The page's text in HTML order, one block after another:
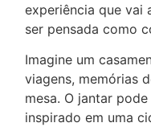
experiência que vai
ser pensada como
Imagine um
viagens, memórias
mesa. O jantar
inspirado em uma